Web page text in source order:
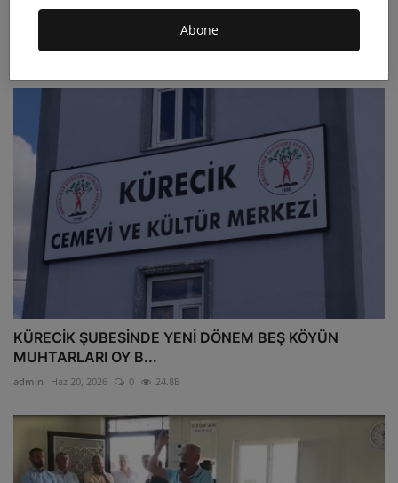
Abone
MALATYA’DA VİCDANLARI SIZLATAN TABLO 19
admin Tem 29, 2026 0 48.1B
KÜRECİK ŞUBESİNDE YENİ DÖNEM BEŞ KÖYÜN
MUHTARLARI OY B...
admin Haz 20, 2026 0 24.8B